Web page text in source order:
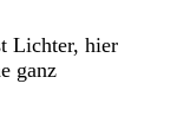
Lichter, hier
ganz